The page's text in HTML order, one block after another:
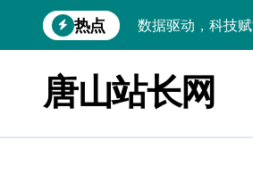
到
热点
VR跨界融合新趋
云计算弹性架构：
数据驱动传媒革
唐山站长网